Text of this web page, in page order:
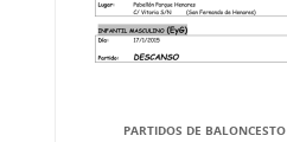
PARTIDOS DE BALONCESTO